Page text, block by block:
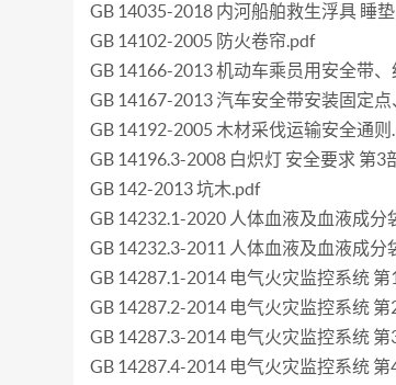
GB 14035-2018 内河船舶救生浮具 睡
GB 14102-2005 防火卷帘.pdf
GB 14166-2013 机动车乘员用安全带
GB 14167-2013 汽车安全带安装固定
GB 14192-2005 木材采伐运输安全通则
GB 14196.3-2008 白炽灯 安全要求 第
GB 142-2013 坑木.pdf
GB 14232.1-2020 人体血液及血液成
GB 14232.3-2011 人体血液及血液成
GB 14287.1-2014 电气火灾监控系统
GB 14287.2-2014 电气火灾监控系统
GB 14287.3-2014 电气火灾监控系统
GB 14287.4-2014 电气火灾监控系统